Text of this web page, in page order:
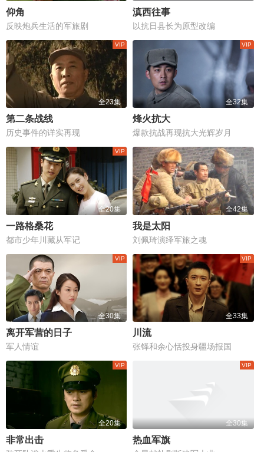
仰角
反映炮兵生活的军旅剧
滇西往事
以抗日县长为原型改编
全23集
第二条战线
历史事件的详实再现
全32集
烽火抗大
爆款抗战再现抗大光辉岁月
全20集
一路格桑花
都市少年川藏从军记
全42集
我是太阳
刘佩琦演绎军旅之魂
全30集
离开军营的日子
军人情谊
全33集
川流
张铎和余心恬投身疆场报国
全20集
非常出击
全30集
热血军旗